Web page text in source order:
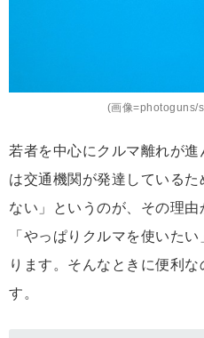
(画像=photoguns/
若者を中心にクルマ離れが
は交通機関が発達している
ない」というのが、その理由
「やっぱりクルマを使いた
ります。そんなときに便利
す。